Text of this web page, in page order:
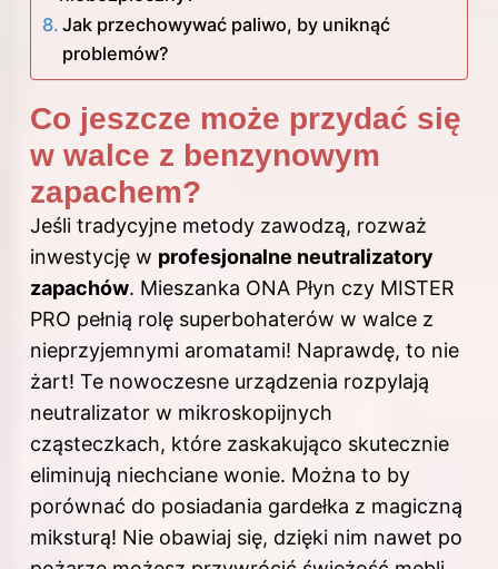
Jak przechowywać paliwo, by uniknąć
problemów?
Co jeszcze może przydać się
w walce z benzynowym
zapachem?
Jeśli tradycyjne metody zawodzą, rozważ
inwestycję w profesjonalne neutralizatory
zapachów. Mieszanka ONA Płyn czy MISTER
PRO pełnią rolę superbohaterów w walce z
nieprzyjemnymi aromatami! Naprawdę, to nie
żart! Te nowoczesne urządzenia rozpylają
neutralizator w mikroskopijnych
cząsteczkach, które zaskakująco skutecznie
eliminują niechciane wonie. Można to by
porównać do posiadania gardełka z magiczną
miksturą! Nie obawiaj się, dzięki nim nawet po